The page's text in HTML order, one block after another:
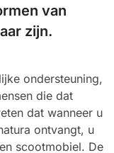
van
zijn.
ondersteuning,
die dat
dat wanneer u
ontvangt, u
scootmobiel. De